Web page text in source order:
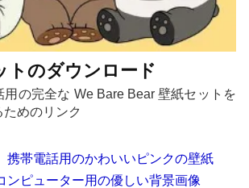
トのダウンロード
用の完全な We Bare Bear 壁紙セットを
めのリンク
携帯電話用のかわいいピンクの壁紙
ンピューター用の優しい背景画像